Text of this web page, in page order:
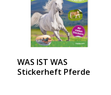
WAS IST WAS
Stickerheft Pferde